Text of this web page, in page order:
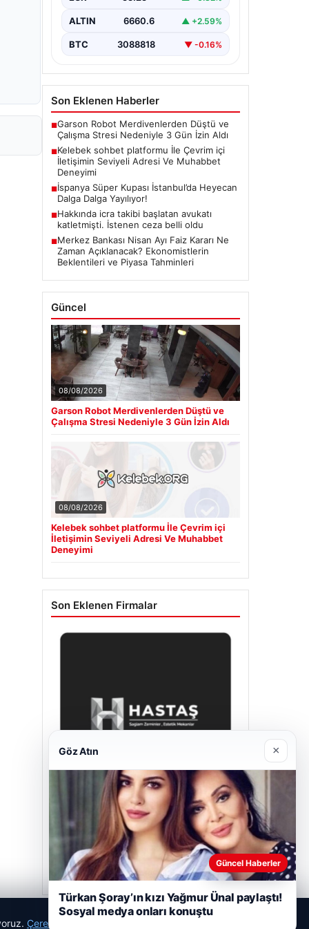
güvenli bir tarzda iletişim
taşımaktadır. Halen birçok…
ALTIN 6660.6 ▲ +2.59%
BTC 3088818 ▼ -0.16%
Son Eklenen Haberler
■Garson Robot Merdivenlerden Düştü ve
Çalışma Stresi Nedeniyle 3 Gün İzin Aldı
■Kelebek sohbet platformu İle Çevrim içi
İletişimin Seviyeli Adresi Ve Muhabbet
Deneyimi
■İspanya Süper Kupası İstanbul’da Heyecan
Dalga Dalga Yayılıyor!
■Hakkında icra takibi başlatan avukatı
katletmişti. İstenen ceza belli oldu
■Merkez Bankası Nisan Ayı Faiz Kararı Ne
Zaman Açıklanacak? Ekonomistlerin
Beklentileri ve Piyasa Tahminleri
Güncel
08/08/2026
Garson Robot Merdivenlerden Düştü ve
Çalışma Stresi Nedeniyle 3 Gün İzin Aldı
08/08/2026
Kelebek sohbet platformu İle Çevrim içi
İletişimin Seviyeli Adresi Ve Muhabbet
Deneyimi
Son Eklenen Firmalar
Hastaş Beton
26/05/2026
Çerez Politikamız
Göz Atın ×
Güncel Haberler
Türkan Şoray’ın kızı Yağmur Ünal paylaştı!
Sosyal medya onları konuştu